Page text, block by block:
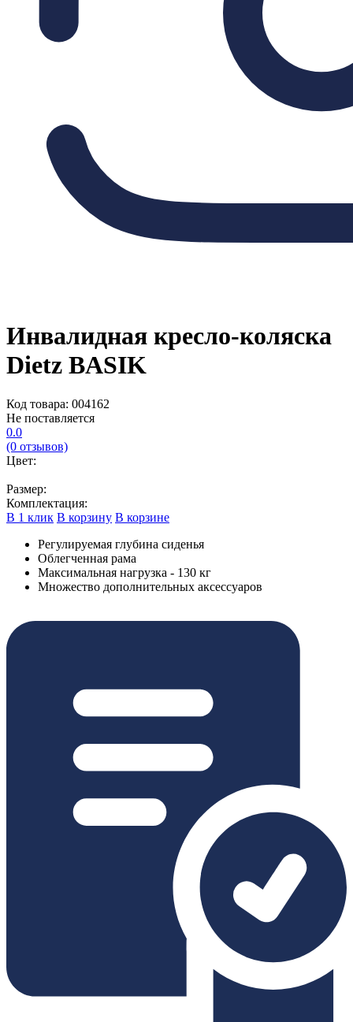
Инвалидная кресло-коляска
Dietz BASIK
Код товара: 004162
Не поставляется
0.0
(0 отзывов)
Цвет:
Размер:
Комплектация:
В 1 клик В корзину В корзине
Регулируемая глубина сиденья
Облегченная рама
Максимальная нагрузка - 130 кг
Множество дополнительных аксессуаров